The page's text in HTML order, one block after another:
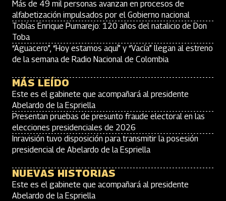
Más de 49 mil personas avanzan en procesos de
alfabetización impulsados por el Gobierno nacional
Tobías Enrique Pumarejo: 120 años del natalicio de Don
Toba
“Aguacero”, “Hoy estamos aquí” y “Vacía” llegan al estreno
de la semana de Radio Nacional de Colombia
MÁS LEÍDO
Este es el gabinete que acompañará al presidente
Abelardo de la Espriella
Presentan pruebas de presunto fraude electoral en las
elecciones presidenciales de 2026
Inravisión tuvo disposición para transmitir la posesión
presidencial de Abelardo de la Espriella
NUEVAS HISTORIAS
Este es el gabinete que acompañará al presidente
Abelardo de la Espriella